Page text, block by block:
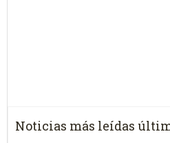
Noticias más leídas